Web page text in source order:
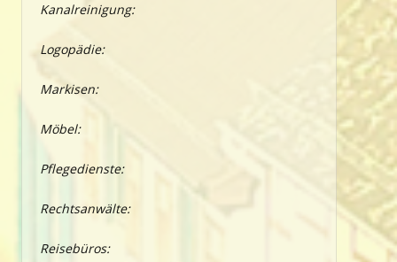
Kanalreinigung:
Logopädie:
Markisen:
Möbel:
Pflegedienste:
Rechtsanwälte:
Reisebüros: